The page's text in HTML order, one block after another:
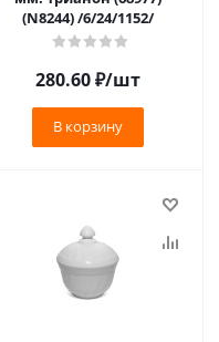
(N8244) /6/24/1152/
280.60₽/шт
В корзину